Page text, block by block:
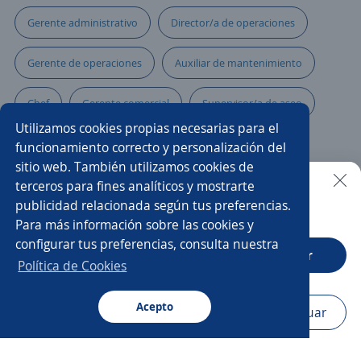
Utilizamos cookies propias necesarias para el
funcionamiento correcto y personalización del
sitio web. También utilizamos cookies de
terceros para fines analíticos y mostrarte
publicidad relacionada según tus preferencias.
Para más información sobre las cookies y
configurar tus preferencias, consulta nuestra
Política de Cookies
Acepto
Buscar Aplicaciones Avisos Favoritos
Gerente administrativo Director/a de operaciones
Gerente de operaciones Auxiliar de mantenimiento
Chef Gerente comercial Supervisor/a de aseo
Supervisor/a de seguridad y salud en el trabajo
Coordinador/a de transporte Administración
Ingeniero residente Enfermero jefe
Gerente de obras
Supervisor/a de producción
Buscar es más fácil en la app
CT App Abrir
Navegador Continuar